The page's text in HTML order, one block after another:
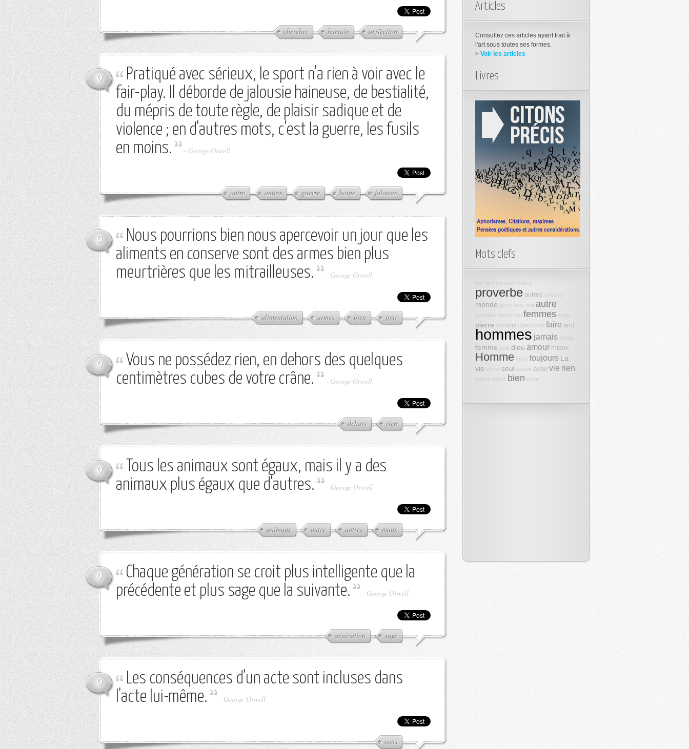
chercher humain perfection
0
Pratiqué avec sérieux, le sport n'a rien à voir avec le
fair-play. Il déborde de jalousie haineuse, de bestialité,
du mépris de toute règle, de plaisir sadique et de
violence ; en d'autres mots, c'est la guerre, les fusils
en moins.
- George Orwell
autre autres guerre haine jalousie
0
Nous pourrions bien nous apercevoir un jour que les
aliments en conserve sont des armes bien plus
meurtrières que les mitrailleuses.
- George Orwell
alimentation armes bien jour
0
Vous ne possédez rien, en dehors des quelques
centimètres cubes de votre crâne.
- George Orwell
dehors rien
0
Tous les animaux sont égaux, mais il y a des
animaux plus égaux que d'autres.
- George Orwell
animaux autre autres maux
0
Chaque génération se croit plus intelligente que la
précédente et plus sage que la suivante.
- George Orwell
génération sage
0
Les conséquences d'un acte sont incluses dans
l'acte lui-même.
- George Orwell
cons
Articles
Consultez ces articles ayant trait à
l'art sous toutes ses formes.
> Voir les articles
Livres
Mots clefs
souvent coeur
proverbe autres choses
monde gens âme doit autre
raison fou femmes
pierre mal mort personne faire ami
hommes jamais temps
femme petit dieu amour mieux
Homme vivre toujours La
vie
vérité seul savoir avoir vie rien
esprit bien toute